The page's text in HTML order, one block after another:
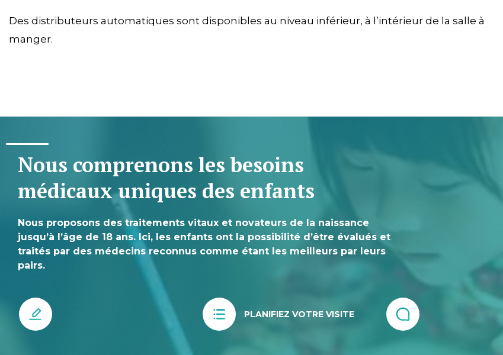
Des distributeurs automatiques sont disponibles au niveau inférieur, à l’intérieur de la salle à
manger.
Nous comprenons les besoins
médicaux uniques des enfants
Nous proposons des traitements vitaux et novateurs de la naissance
jusqu’à l’âge de 18 ans. Ici, les enfants ont la possibilité d’être évalués et
traités par des médecins reconnus comme étant les meilleurs par leurs
pairs.
PLANIFIEZ VOTRE VISITE